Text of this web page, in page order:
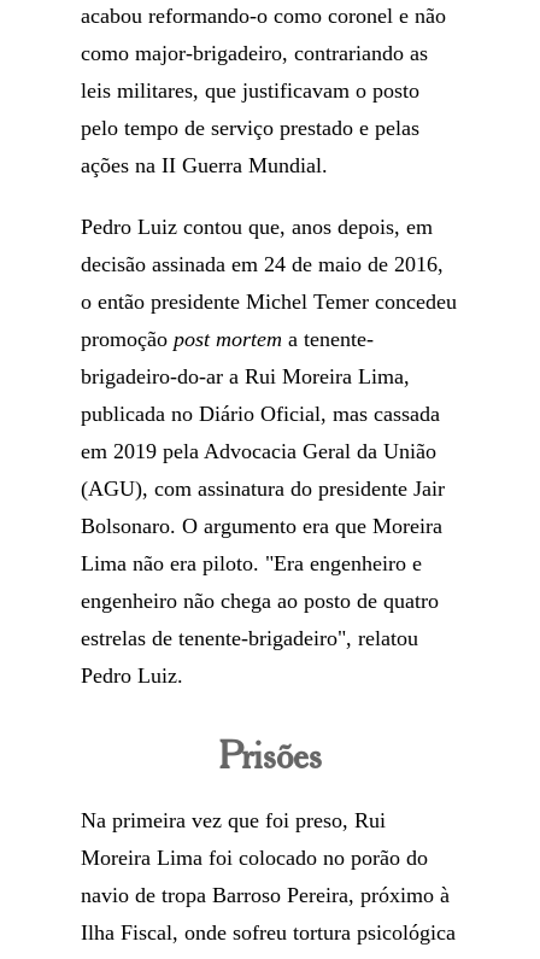
acabou reformando-o como coronel e não
como major-brigadeiro, contrariando as
leis militares, que justificavam o posto
pelo tempo de serviço prestado e pelas
ações na II Guerra Mundial.
Pedro Luiz contou que, anos depois, em
decisão assinada em 24 de maio de 2016,
o então presidente Michel Temer concedeu
promoção post mortem a tenente-
brigadeiro-do-ar a Rui Moreira Lima,
publicada no Diário Oficial, mas cassada
em 2019 pela Advocacia Geral da União
(AGU), com assinatura do presidente Jair
Bolsonaro. O argumento era que Moreira
Lima não era piloto. "Era engenheiro e
engenheiro não chega ao posto de quatro
estrelas de tenente-brigadeiro", relatou
Pedro Luiz.
Prisões
Na primeira vez que foi preso, Rui
Moreira Lima foi colocado no porão do
navio de tropa Barroso Pereira, próximo à
Ilha Fiscal, onde sofreu tortura psicológica